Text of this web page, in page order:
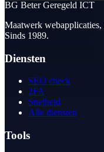
BG Beter Geregeld ICT
Maatwerk
Sinds 1989.
Diensten
SEO check
2FA
Snelheid
Alle diensten
Tools